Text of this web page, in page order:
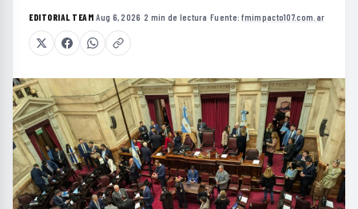
EDITORIAL TEAM·Aug 6, 2026 ·2 min de lectura ·Fuente:fmimpacto107.com.ar